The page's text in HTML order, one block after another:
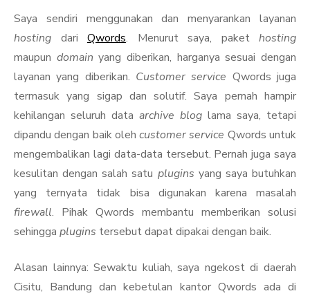
Saya sendiri menggunakan dan menyarankan layanan
hosting dari Qwords. Menurut saya, paket hosting
maupun domain yang diberikan, harganya sesuai dengan
layanan yang diberikan. Customer service Qwords juga
termasuk yang sigap dan solutif. Saya pernah hampir
kehilangan seluruh data archive blog lama saya, tetapi
dipandu dengan baik olehcustomer service Qwords untuk
mengembalikan lagi data-data tersebut. Pernah juga saya
kesulitan dengan salah satu plugins yang saya butuhkan
yang ternyata tidak bisa digunakan karena masalah
firewall. Pihak Qwords membantu memberikan solusi
sehingga plugins tersebut dapat dipakai dengan baik.
Alasan lainnya: Sewaktu kuliah, saya ngekost di daerah
Cisitu, Bandung dan kebetulan kantor Qwords ada di